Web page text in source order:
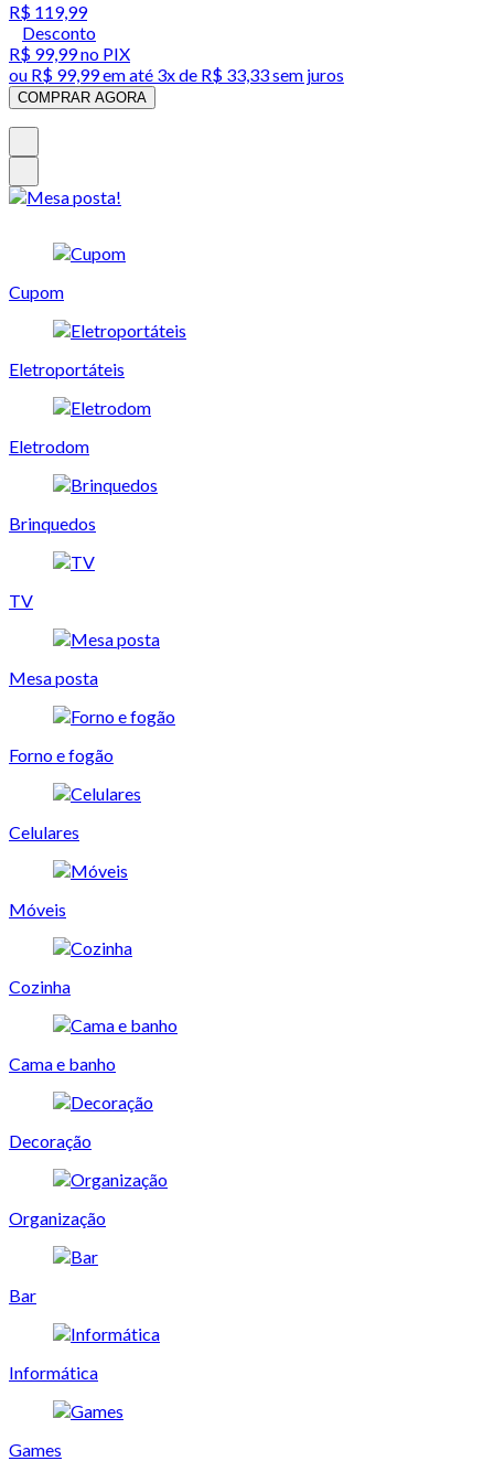
R$ 119,99
Desconto
R$ 99,99no PIX
ou R$ 99,99em até 3x de R$ 33,33 sem juros
COMPRAR AGORA
Cupom
Eletroportáteis
Eletrodom
Brinquedos
TV
Mesa posta
Forno e fogão
Celulares
Móveis
Cozinha
Cama e banho
Decoração
Organização
Bar
Informática
Games